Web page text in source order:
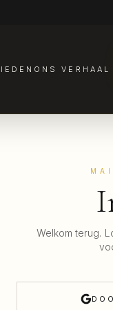
ONS VERHAAL
Welkom terug.